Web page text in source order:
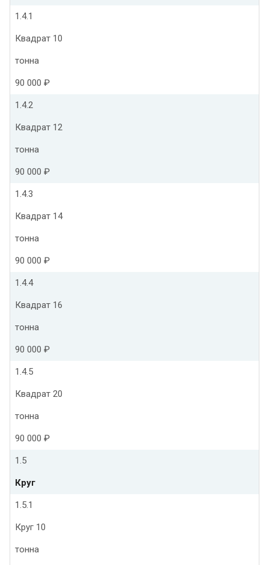
1.4.1
Квадрат 10
тонна
90 000 ₽
1.4.2
Квадрат 12
тонна
90 000 ₽
1.4.3
Квадрат 14
тонна
90 000 ₽
1.4.4
Квадрат 16
тонна
90 000 ₽
1.4.5
Квадрат 20
тонна
90 000 ₽
1.5
Круг
1.5.1
Круг 10
тонна